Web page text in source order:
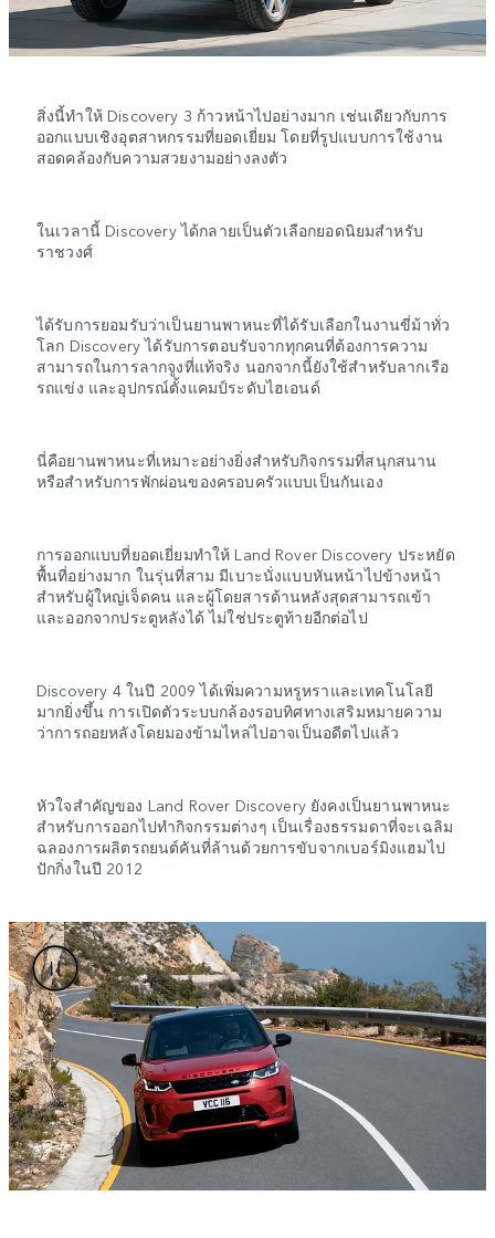
สิ่งนี้ทำให้ Discovery 3 ก้าวหน้าไปอย่างมาก เช่นเดียวกับการ
ออกแบบเชิงอุตสาหกรรมที่ยอดเยี่ยม โดยที่รูปแบบการใช้งาน
สอดคล้องกับความสวยงามอย่างลงตัว
ในเวลานี้ Discovery ได้กลายเป็นตัวเลือกยอดนิยมสำหรับ
ราชวงศ์
ได้รับการยอมรับว่าเป็นยานพาหนะที่ได้รับเลือกในงานขี่ม้าทั่ว
โลก Discovery ได้รับการตอบรับจากทุกคนที่ต้องการความ
สามารถในการลากจูงที่แท้จริง นอกจากนี้ยังใช้สำหรับลากเรือ
รถแข่ง และอุปกรณ์ตั้งแคมป์ระดับไฮเอนด์
นี่คือยานพาหนะที่เหมาะอย่างยิ่งสำหรับกิจกรรมที่สนุกสนาน
หรือสำหรับการพักผ่อนของครอบครัวแบบเป็นกันเอง
การออกแบบที่ยอดเยี่ยมทำให้ Land Rover Discovery ประหยัด
พื้นที่อย่างมาก ในรุ่นที่สาม มีเบาะนั่งแบบหันหน้าไปข้างหน้า
สำหรับผู้ใหญ่เจ็ดคน และผู้โดยสารด้านหลังสุดสามารถเข้า
และออกจากประตูหลังได้ ไม่ใช่ประตูท้ายอีกต่อไป
Discovery 4 ในปี 2009 ได้เพิ่มความหรูหราและเทคโนโลยี
มากยิ่งขึ้น การเปิดตัวระบบกล้องรอบทิศทางเสริมหมายความ
ว่าการถอยหลังโดยมองข้ามไหล่ไปอาจเป็นอดีตไปแล้ว
หัวใจสำคัญของ Land Rover Discovery ยังคงเป็นยานพาหนะ
สำหรับการออกไปทำกิจกรรมต่างๆ เป็นเรื่องธรรมดาที่จะเฉลิม
ฉลองการผลิตรถยนต์คันที่ล้านด้วยการขับจากเบอร์มิงแฮมไป
ปักกิ่งในปี 2012